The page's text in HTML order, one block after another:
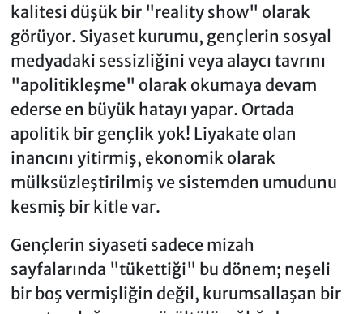
kalitesi düşük bir "reality show" olarak
görüyor. Siyaset kurumu, gençlerin sosyal
medyadaki sessizliğini veya alaycı tavrını
"apolitikleşme" olarak okumaya devam
ederse en büyük hatayı yapar. Ortada
apolitik bir gençlik yok! Liyakate olan
inancını yitirmiş, ekonomik olarak
mülksüzleştirilmiş ve sistemden umudunu
kesmiş bir kitle var.
Gençlerin siyaseti sadece mizah
sayfalarında "tükettiği" bu dönem; neşeli
bir boş vermişliğin değil, kurumsallaşan bir